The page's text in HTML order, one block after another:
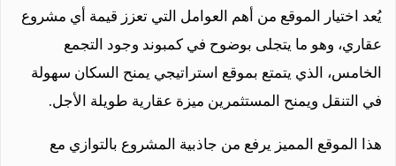
يُعد اختيار الموقع من أهم العوامل التي تعزز قيمة أي مشروع
عقاري، وهو ما يتجلى بوضوح في كمبوند وجود التجمع
الخامس، الذي يتمتع بموقع استراتيجي يمنح السكان سهولة
في التنقل ويمنح المستثمرين ميزة عقارية طويلة الأجل.
هذا الموقع المميز يرفع من جاذبية المشروع بالتوازي مع